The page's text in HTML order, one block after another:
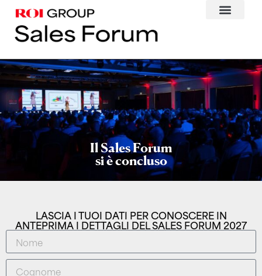
Il Sales Forum
si è concluso
LASCIA I TUOI DATI PER CONOSCERE IN
ANTEPRIMA I DETTAGLI DEL SALES FORUM 2027​